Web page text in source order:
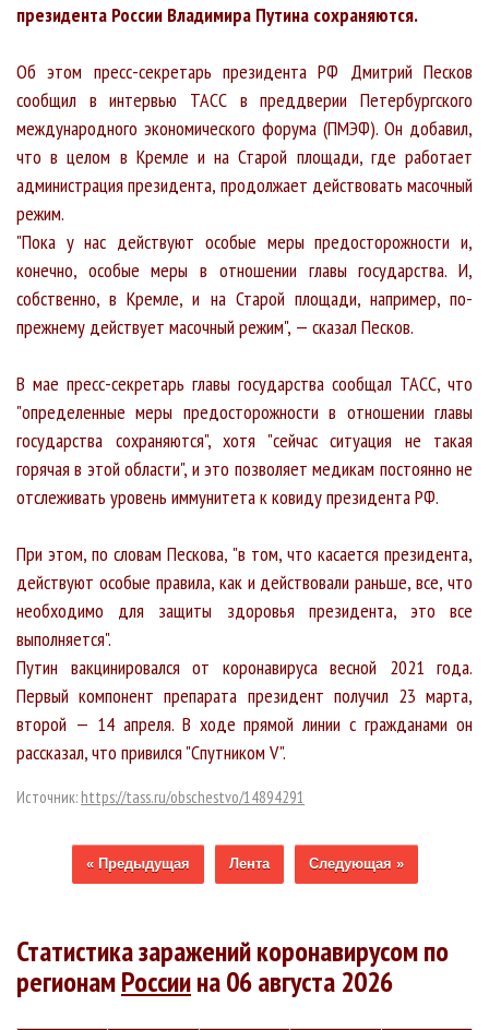
президента России Владимира Путина сохраняются.
Об этом пресс-секретарь президента РФ Дмитрий Песков
сообщил в интервью ТАСС в преддверии Петербургского
международного экономического форума (ПМЭФ). Он добавил,
что в целом в Кремле и на Старой площади, где работает
администрация президента, продолжает действовать масочный
режим.
"Пока у нас действуют особые меры предосторожности и,
конечно, особые меры в отношении главы государства. И,
собственно, в Кремле, и на Старой площади, например, по-
прежнему действует масочный режим", — сказал Песков.
В мае пресс-секретарь главы государства сообщал ТАСС, что
"определенные меры предосторожности в отношении главы
государства сохраняются", хотя "сейчас ситуация не такая
горячая в этой области", и это позволяет медикам постоянно не
отслеживать уровень иммунитета к ковиду президента РФ.
При этом, по словам Пескова, "в том, что касается президента,
действуют особые правила, как и действовали раньше, все, что
необходимо для защиты здоровья президента, это все
выполняется".
Путин вакцинировался от коронавируса весной 2021 года.
Первый компонент препарата президент получил 23 марта,
второй — 14 апреля. В ходе прямой линии с гражданами он
рассказал, что привился "Спутником V".
Источник: https://tass.ru/obschestvo/14894291
« Предыдущая Лента Следующая »
Статистика заражений коронавирусом по
регионамРоссиина 06 августа 2026